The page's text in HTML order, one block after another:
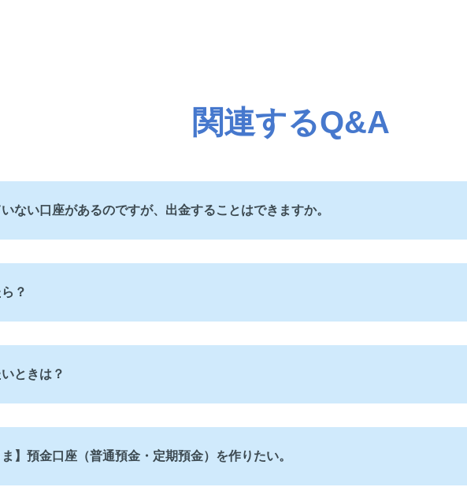
関連するQ&A
ない口座があるのですが、出金することはできますか。
？
ときは？
ま】預金口座（普通預金・定期預金）を作りたい。